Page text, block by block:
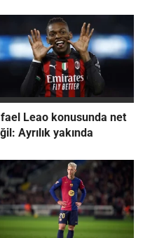
Leao konusunda net
Ayrılık yakında